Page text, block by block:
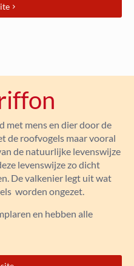
met mens en dier door de
de roofvogels maar vooral
de natuurlijke levenswijze
levenswijze zo dicht
De valkenier legt uit wat
worden ongezet.
en hebben alle